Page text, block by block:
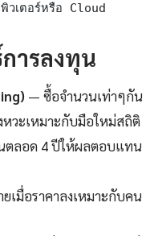
เตอร์หรือ Cloud
ารลงทุน
— ซื้อจำนวนเท่าๆกัน
วะเหมาะกับมือใหม่สถิติ
ตลอด 4 ปีให้ผลตอบแทน
เมื่อราคาลงเหมาะกับคน